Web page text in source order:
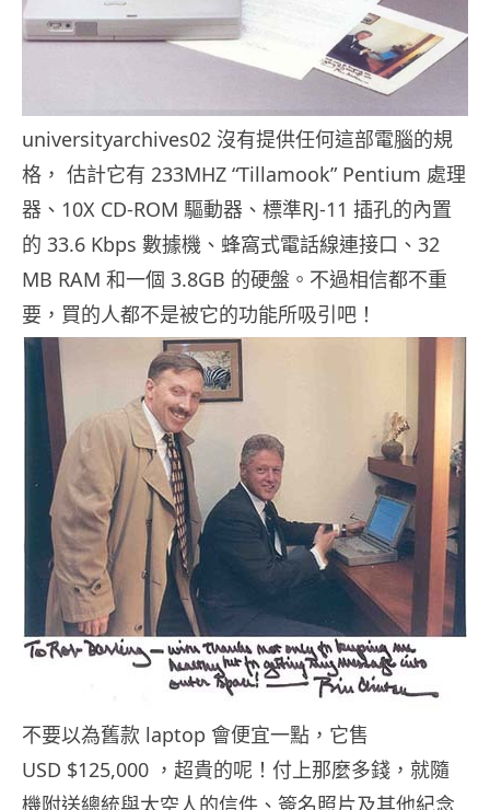
universityarchives02 沒有提供任何這部電腦的規
格， 估計它有 233MHZ “Tillamook” Pentium 處理
器、10X CD-ROM 驅動器、標準RJ-11 插孔的內置
的 33.6 Kbps 數據機、蜂窩式電話線連接口、32
MB RAM 和一個 3.8GB 的硬盤。不過相信都不重
要，買的人都不是被它的功能所吸引吧！
不要以為舊款 laptop 會便宜一點，它售
USD $125,000 ，超貴的呢！付上那麼多錢，就隨